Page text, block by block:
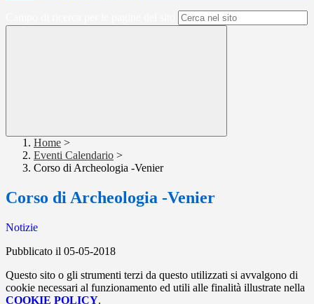
Home >
Eventi Calendario >
Corso di Archeologia -Venier
Corso di Archeologia -Venier
Notizie
Pubblicato il 05-05-2018
Questo sito o gli strumenti terzi da questo utilizzati si avvalgono di
cookie necessari al funzionamento ed utili alle finalità illustrate nella
COOKIE POLICY.